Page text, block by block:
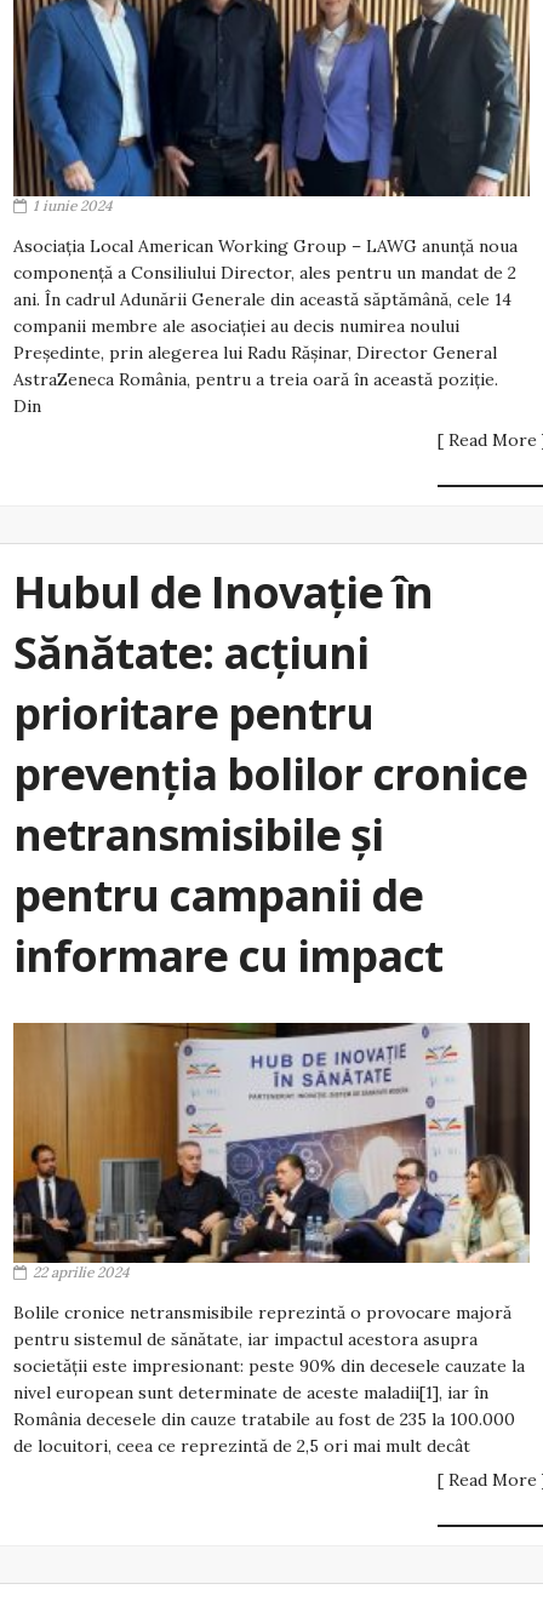
1 iunie 2024
Asociația Local American Working Group – LAWG anunță noua
componență a Consiliului Director, ales pentru un mandat de 2
ani. În cadrul Adunării Generale din această săptămână, cele 14
companii membre ale asociației au decis numirea noului
Președinte, prin alegerea lui Radu Rășinar, Director General
AstraZeneca România, pentru a treia oară în această poziție.
Din
[ Read More
Hubul de Inovație în
Sănătate: acțiuni
prioritare pentru
prevenția bolilor cronice
netransmisibile și
pentru campanii de
informare cu impact
22 aprilie 2024
Bolile cronice netransmisibile reprezintă o provocare majoră
pentru sistemul de sănătate, iar impactul acestora asupra
societății este impresionant: peste 90% din decesele cauzate la
nivel european sunt determinate de aceste maladii[1], iar în
România decesele din cauze tratabile au fost de 235 la 100.000
de locuitori, ceea ce reprezintă de 2,5 ori mai mult decât
[ Read More